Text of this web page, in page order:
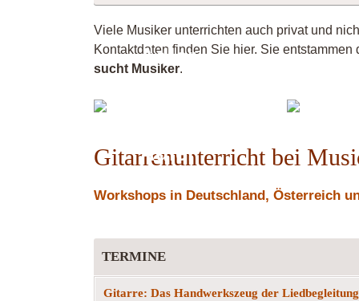
Viele Musiker unterrichten auch privat und
Kontaktdaten finden Sie hier. Sie
sucht Musiker.
Adler-
Adler
Gitarrenunterricht bei
Workshops in Deutschland, Österreich
TERMINE
Gitarre: Das Handwerkszeug der